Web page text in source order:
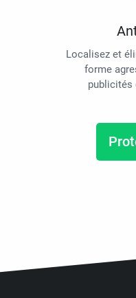
Localisez et
forme
publicités